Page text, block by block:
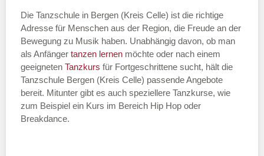
Die Tanzschule in Bergen (Kreis Celle) ist die richtige
Adresse für Menschen aus der Region, die Freude an der
Bewegung zu Musik haben. Unabhängig davon, ob man
als Anfänger tanzen lernen möchte oder nach einem
geeigneten Tanzkurs für Fortgeschrittene sucht, hält die
Tanzschule Bergen (Kreis Celle) passende Angebote
bereit. Mitunter gibt es auch speziellere Tanzkurse, wie
zum Beispiel ein Kurs im Bereich Hip Hop oder
Breakdance.